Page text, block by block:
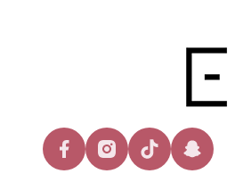
facebookinstagramtiktok snapchat